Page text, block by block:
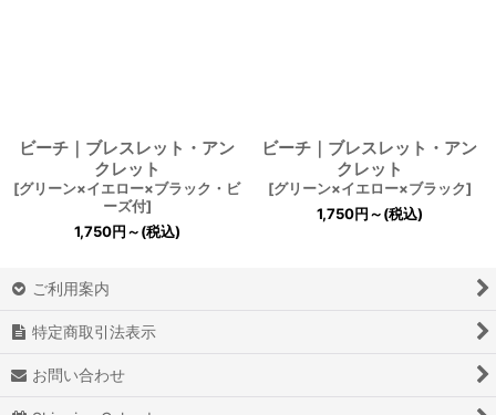
ビーチ｜ブレスレット・アン
クレット
[グリーン×イエロー×ブラック・ビ
ーズ付]
1,750円～(税込)
ビーチ｜ブレスレット・アン
クレット
[グリーン×イエロー×ブラック]
1,750円～(税込)
ご利用案内
特定商取引法表示
お問い合わせ